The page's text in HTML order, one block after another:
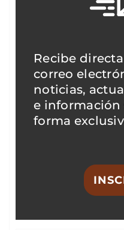
Recibe
correo
noticias,
e información
forma